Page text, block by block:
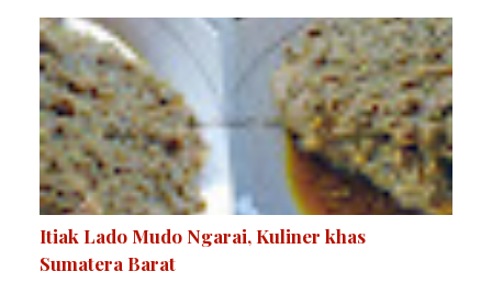
Itiak Lado Mudo Ngarai, Kuliner khas
Sumatera Barat